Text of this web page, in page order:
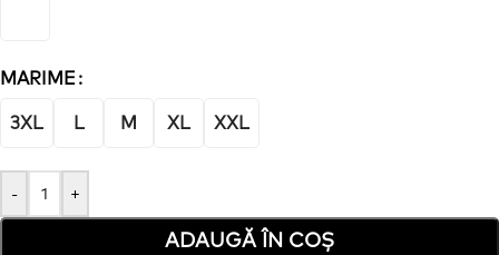
MARIME
3XL L M XL XXL
- +
ADAUGĂ ÎN COȘ